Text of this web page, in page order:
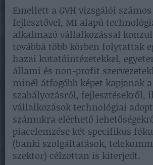
Emellett a GVH vizsgálói
fejlesztővel, MI alapú
alkalmazó vállalkozással
továbbá több körben folytattak
hazai kutatóintézetekkel,
állami és non-profit
minél átfogóbb képet kapjanak
szabályozásról, fejlesztésekről,
vállalkozások technológiai
számukra elérhető
piacelemzése két specifikus
(banki szolgáltatások,
szektor) célzottan is kiterjedt.